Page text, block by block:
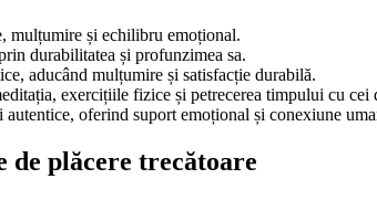
mulțumire și echilibru emoțional.
durabilitatea și profunzimea sa.
aducând mulțumire și satisfacție durabilă.
exercițiile fizice și petrecerea timpului cu cei
oferind suport emoțional și conexiune
de plăcere trecătoare